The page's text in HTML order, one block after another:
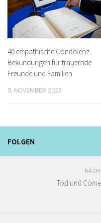
40 empathische Condolenz-
Bekundungen für trauernde
Freunde und Familien
9. NOVEMBER 2023
FOLGEN
Tod und